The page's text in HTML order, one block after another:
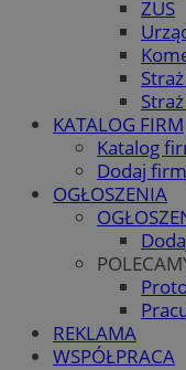
ZUS
KATALOG FIRM
Katalog
Dodaj
OGŁOSZENIA
REKLAMA
WSPÓŁPRACA